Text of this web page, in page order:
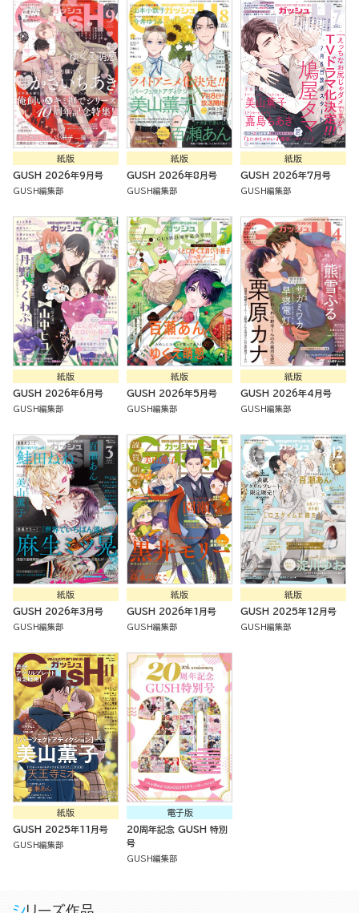
紙版
GUSH 2026年9月号
GUSH編集部
紙版
GUSH 2026年8月号
GUSH編集部
紙版
GUSH 2026年7月号
GUSH編集部
紙版
GUSH 2026年6月号
GUSH編集部
紙版
GUSH 2026年5月号
GUSH編集部
紙版
GUSH 2026年4月号
GUSH編集部
紙版
GUSH 2026年3月号
GUSH編集部
紙版
GUSH 2026年1月号
GUSH編集部
紙版
GUSH 2025年12月号
GUSH編集部
紙版
GUSH 2025年11月号
GUSH編集部
電子版
20周年記念 GUSH 特別
号
GUSH編集部